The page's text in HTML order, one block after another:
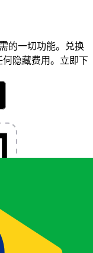
的一切功能。兑换
隐藏费用。立即下